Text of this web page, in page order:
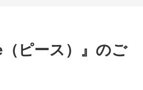
ピース）』のご